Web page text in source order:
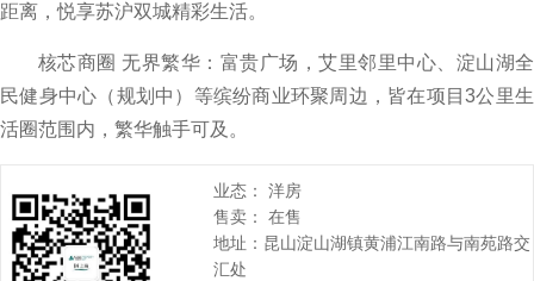
距离，悦享苏沪双城精彩生活。
核芯商圈 无界繁华：富贵广场，艾里邻里中心、淀山湖全
民健身中心（规划中）等缤纷商业环聚周边，皆在项目3公里生
活圈范围内，繁华触手可及。
业态： 洋房
售卖： 在售
地址：昆山淀山湖镇黄浦江南路与南苑路交
汇处